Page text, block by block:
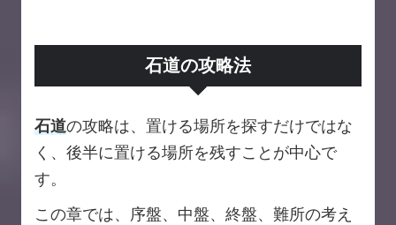
石道の攻略法
石道の攻略は、置ける場所を探すだけではな
く、後半に置ける場所を残すことが中心で
す。
この章では、序盤、中盤、終盤、難所の考え